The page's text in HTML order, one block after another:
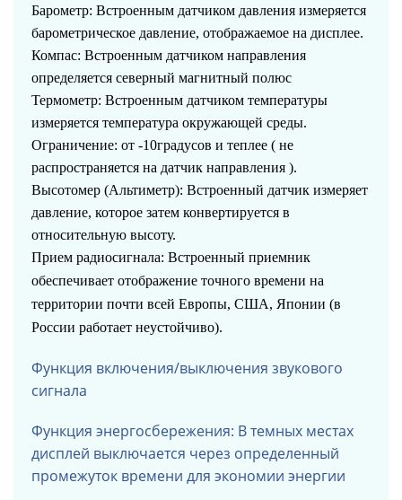
Барометр: Встроенным датчиком давления измеряется
барометрическое давление, отображаемое на дисплее.
Компас: Встроенным датчиком направления
определяется северный магнитный полюс
Термометр: Встроенным датчиком температуры
измеряется температура окружающей среды.
Ограничение: от -10градусов и теплее ( не
распространяется на датчик направления ).
Высотомер (Альтиметр): Встроенный датчик измеряет
давление, которое затем конвертируется в
относительную высоту.
Прием радиосигнала: Встроенный приемник
обеспечивает отображение точного времени на
территории почти всей Европы, США, Японии (в
России работает неустойчиво).
Функция включения/выключения звукового
сигнала
Функция энергосбережения: В темных местах
дисплей выключается через определенный
промежуток времени для экономии энергии